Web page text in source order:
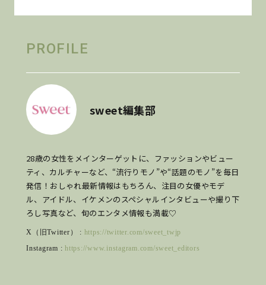
PROFILE
sweet編集部
28歳の女性をメインターゲットに、ファッションやビュー
ティ、カルチャーなど、“流行りモノ”や“話題のモノ”を毎日
発信！おしゃれ最新情報はもちろん、注目の女優やモデ
ル、アイドル、イケメンのスペシャルインタビューや撮り下
ろし写真など、旬のエンタメ情報も満載♡
X（旧Twitter） : https://twitter.com/sweet_twjp
Instagram : https://www.instagram.com/sweet_editors